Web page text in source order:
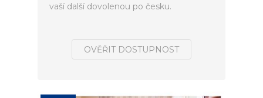
vaší další dovolenou po česku.
OVĚŘIT DOSTUPNOST